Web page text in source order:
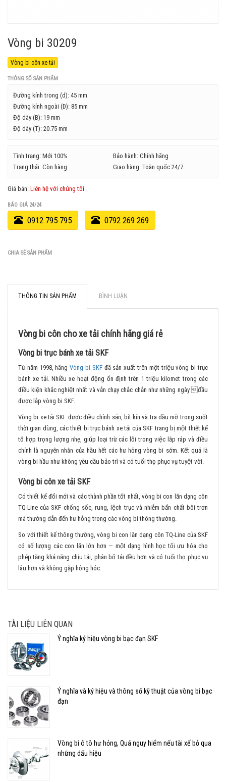
Vòng bi 30209
Vòng bi côn xe tải
THÔNG SỐ SẢN PHẨM
Đường kính trong (d): 45 mm
Đường kính ngoài (D): 85 mm
Độ dày (B): 19 mm
Độ dày (T): 20.75 mm
Tình trạng: Mới 100%
Bảo hành: Chính hãng
Trạng thái: Còn hàng
Giao hàng: Toàn quốc 24/7
Giá bán: Liên hệ với chúng tôi
BÁO GIÁ 24/24
0912 795 795 0792 269 269
CHIA SẺ SẢN PHẨM
THÔNG TIN SẢN PHẨM BÌNH LUẬN
Vòng bi côn cho xe tải chính hãng giá rẻ
Vòng bi trục bánh xe tải SKF
Từ năm 1998, hãngVòng bi SKFđã sản xuất trên một triệu vòng bi trục
bánh xe tải. Nhiều xe hoạt động ổn định trên 1 triệu kilomet trong các
điều kiện khắc nghiệt nhất và vẫn chạy chắc chắn như những ngày đầu
được lắp vòng bi SKF.
Vòng bi xe tải SKF được điều chỉnh sẵn, bít kín và tra dầu mỡ trong suốt
thời gian dùng, các thiết bị trục bánh xe tải của SKF trang bị một thiết kế
tổ hợp trọng lượng nhẹ, giúp loại trừ các lỗi trong việc lắp ráp và điều
chỉnh là nguyên nhân của hầu hết các hư hỏng vòng bi sớm. Kết quả là
vòng bi hầu như không yêu cầu bảo trì và có tuổi thọ phục vụ tuyệt vời.
Vòng bi côn xe tải SKF
Có thiết kế đổi mới và các thành phần tốt nhất, vòng bi con lăn dạng côn
TQ-Line của SKF chống sốc, rung, lệch trục và nhiễm bẩn chất bôi trơn
mà thường dẫn đến hư hỏng trong các vòng bi thông thường.
So với thiết kế thông thường, vòng bi con lăn dạng côn TQ-Line của SKF
có số lượng các con lăn lớn hơn — một dạng hình học tối ưu hóa cho
phép tăng khả năng chịu tải, phân bố tải đều hơn và có tuổi thọ phục vụ
lâu hơn và không gặp hỏng hóc.
TÀI LIỆU LIÊN QUAN
Ý nghĩa ký hiệu vòng bi bạc đạn SKF
Ý nghĩa và ký hiệu và thông số kỹ thuật của vòng bi bạc
đạn
Vòng bi ô tô hư hỏng, Quá nguy hiểm nếu tài xế bỏ qua
những dấu hiệu